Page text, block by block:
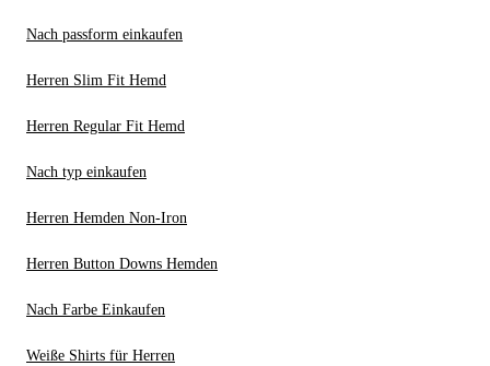
Nach passform einkaufen
Herren Slim Fit Hemd
Herren Regular Fit Hemd
Nach typ einkaufen
Herren Hemden Non-Iron
Herren Button Downs Hemden
Nach Farbe Einkaufen
Weiße Shirts für Herren